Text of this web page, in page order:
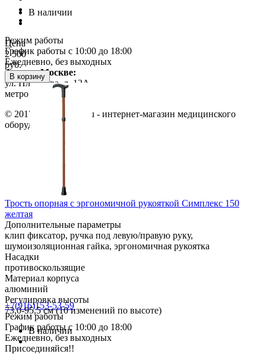
В наличии
Цена
2 500
руб.
В корзину
Трость опорная с эргономичной рукояткой Симплекс 150
желтая
Дополнительные параметры
клип фиксатор, ручка под левую/правую руку,
шумоизоляционная гайка, эргономичная рукоятка
Насадки
противоскользящие
Материал корпуса
алюминий
Регулировка высоты
73,0-95,5 см (10 изменений по высоте)
В наличии
Режим работы
График работы с 10:00 до 18:00
Ежедневно, без выходных
Адрес в Москве:
ул. Плещеева, д. 12А
метро Бибирево
© 2017 Medic-house.ru - интернет-магазин медицинского
оборудования
+7(916)153-53-59
Режим работы
График работы с 10:00 до 18:00
Ежедневно, без выходных
Присоединяйся!!